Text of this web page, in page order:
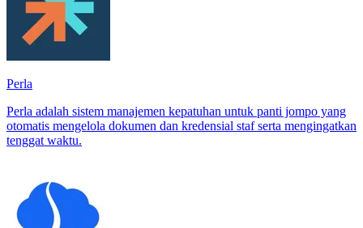
Perla
Perla adalah sistem manajemen kepatuhan untuk panti jompo yang
otomatis mengelola dokumen dan kredensial staf serta mengingatkan
tenggat waktu.